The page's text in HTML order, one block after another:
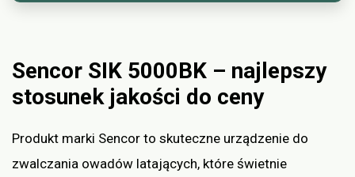
insekty, zapewniając Ci spokojne i bezpieczne otoczenie.
Sencor SIK 5000BK – najlepszy
stosunek jakości do ceny
Produkt marki Sencor to skuteczne urządzenie do
zwalczania owadów latających, które świetnie